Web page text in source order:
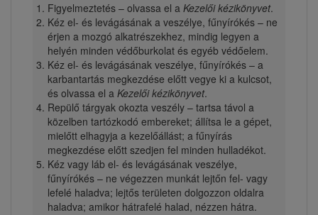
Figyelmeztetés – olvassa el a Kezelői kézikönyvet.
Kéz el- és levágásának a veszélye, fűnyírókés – ne
érjen a mozgó alkatrészekhez, mindig legyen a
helyén minden védőburkolat és egyéb védőelem.
Kéz el- és levágásának veszélye, fűnyírókés – a
karbantartás megkezdése előtt vegye ki a kulcsot,
és olvassa el a Kezelői kézikönyvet.
Repülő tárgyak okozta veszély – tartsa távol a
közelben tartózkodó embereket; állítsa le a gépet,
mielőtt elhagyja a kezelőállást; a fűnyírás
megkezdése előtt szedjen fel minden hulladékot.
Kéz vagy láb el- és levágásának veszélye,
fűnyírókés – ne végezzen munkát lejtőn fel- vagy
lefelé haladva; lejtős területen dolgozzon oldalra
haladva; amikor hátrafelé halad, nézzen hátra.